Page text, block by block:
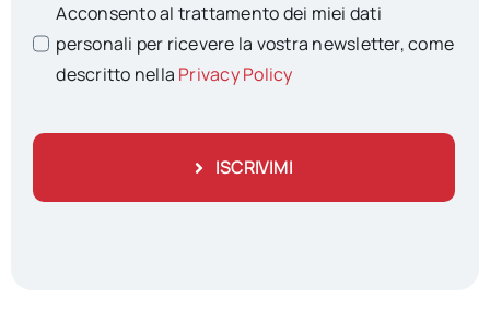
Acconsento al trattamento dei miei dati
personali per ricevere la vostra newsletter, come
descritto nella Privacy Policy
ISCRIVIMI